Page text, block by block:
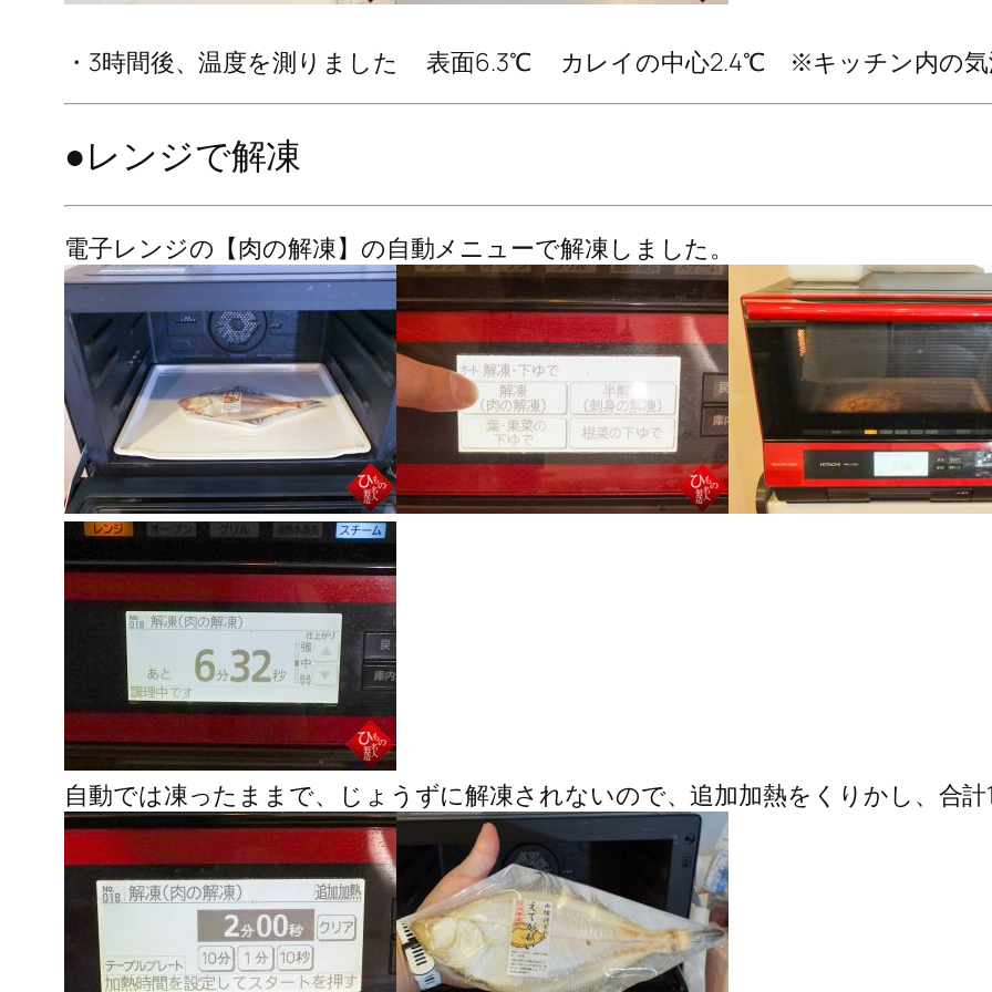
・3時間後、温度を測りました 表面6.3℃ カレイの中心2.4℃ ※キッチン内の
●レンジで解凍
電子レンジの【肉の解凍】の自動メニューで解凍しました。
自動では凍ったままで、じょうずに解凍されないので、追加加熱をくりかし、合計